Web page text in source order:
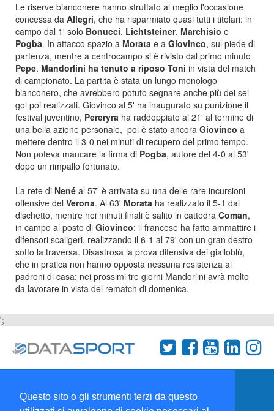
Questo sito o gli strumenti terzi da questo
Le riserve bianconere hanno sfruttato al meglio l'occasione
concessa da Allegri, che ha risparmiato quasi tutti i titolari: in
campo dal 1' solo Bonucci, Lichtsteiner, Marchisio e
Pogba. In attacco spazio a Morata e a Giovinco, sul piede di
partenza, mentre a centrocampo si è rivisto dal primo minuto
Pepe. Mandorlini ha tenuto a riposo Toni in vista del match
di campionato. La partita è stata un lungo monologo
bianconero, che avrebbero potuto segnare anche più dei sei
gol poi realizzati. Giovinco al 5' ha inaugurato su punizione il
festival juventino, Pereryra ha raddoppiato al 21' al termine di
una bella azione personale, poi è stato ancora Giovinco a
mettere dentro il 3-0 nei minuti di recupero del primo tempo.
Non poteva mancare la firma di Pogba, autore del 4-0 al 53'
dopo un rimpallo fortunato.
La rete di Nené al 57' è arrivata su una delle rare incursioni
offensive del Verona. Al 63' Morata ha realizzato il 5-1 dal
dischetto, mentre nei minuti finali è salito in cattedra Coman,
in campo al posto di Giovinco: il francese ha fatto ammattire i
difensori scaligeri, realizzando il 6-1 al 79' con un gran destro
sotto la traversa. Disastrosa la prova difensiva dei gialloblù,
che in pratica non hanno opposta nessuna resistenza ai
padroni di casa: nei prossimi tre giorni Mandorlini avrà molto
da lavorare in vista del rematch di domenica.
';
Collabora con noi